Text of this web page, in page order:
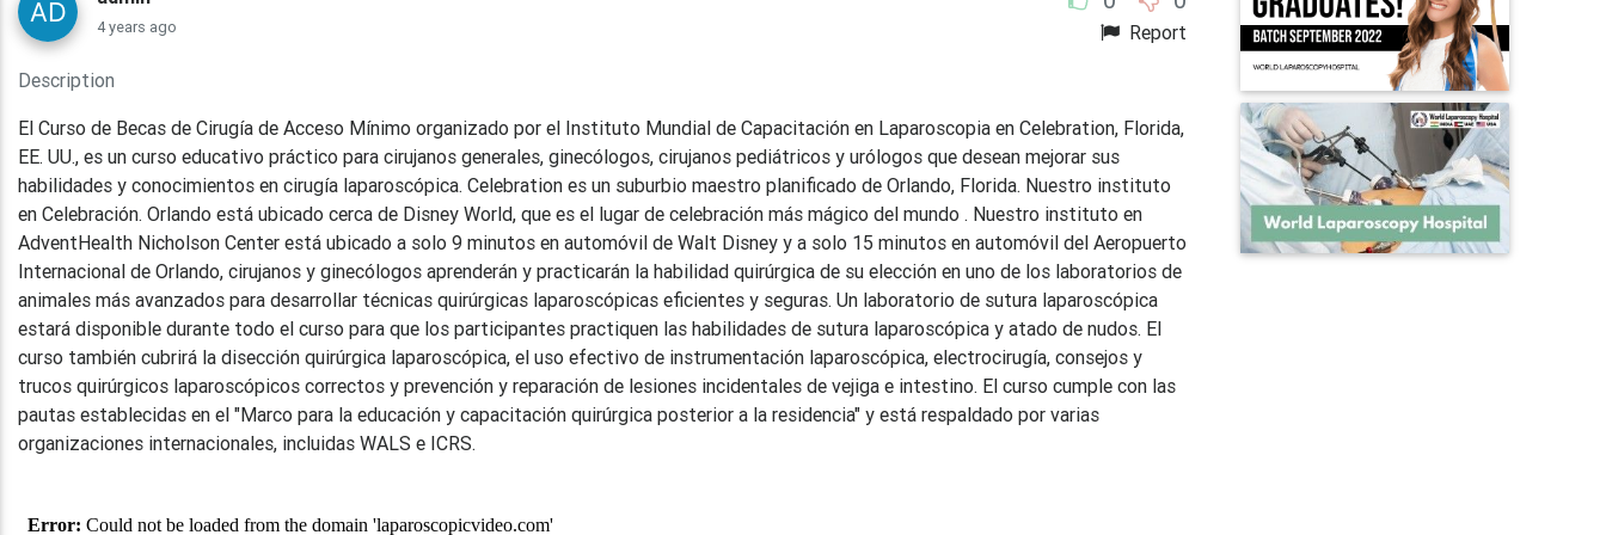
Report
4 years ago
Description
El Curso de Becas de Cirugía de Acceso Mínimo organizado por el Instituto Mundial de Capacitación en Laparoscopia en Celebration, Florida,
EE. UU., es un curso educativo práctico para cirujanos generales, ginecólogos, cirujanos pediátricos y urólogos que desean mejorar sus
habilidades y conocimientos en cirugía laparoscópica. Celebration es un suburbio maestro planificado de Orlando, Florida. Nuestro instituto
en Celebración. Orlando está ubicado cerca de Disney World, que es el lugar de celebración más mágico del mundo . Nuestro instituto en
AdventHealth Nicholson Center está ubicado a solo 9 minutos en automóvil de Walt Disney y a solo 15 minutos en automóvil del Aeropuerto
Internacional de Orlando, cirujanos y ginecólogos aprenderán y practicarán la habilidad quirúrgica de su elección en uno de los laboratorios de
animales más avanzados para desarrollar técnicas quirúrgicas laparoscópicas eficientes y seguras. Un laboratorio de sutura laparoscópica
estará disponible durante todo el curso para que los participantes practiquen las habilidades de sutura laparoscópica y atado de nudos. El
curso también cubrirá la disección quirúrgica laparoscópica, el uso efectivo de instrumentación laparoscópica, electrocirugía, consejos y
trucos quirúrgicos laparoscópicos correctos y prevención y reparación de lesiones incidentales de vejiga e intestino. El curso cumple con las
pautas establecidas en el "Marco para la educación y capacitación quirúrgica posterior a la residencia" y está respaldado por varias
organizaciones internacionales, incluidas WALS e ICRS.